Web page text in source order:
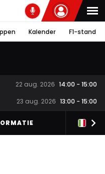
Kalender F1-stand
22 aug. 2026 14:00 - 15:00
23 aug. 2026 13:00 - 15:00